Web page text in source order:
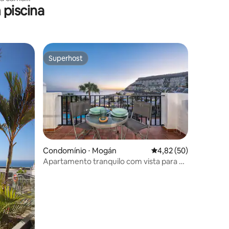
hóspedes Superhost
Superhost
Condomínio ⋅ Mogán 4,82 de uma
4,82 (50)
Apartamento tranquilo com vista para o